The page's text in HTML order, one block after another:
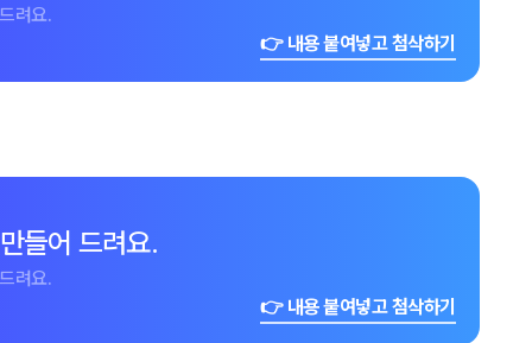
려요.
👉 내용 붙여넣고 첨삭하기
들어 드려요.
려요.
👉 내용 붙여넣고 첨삭하기